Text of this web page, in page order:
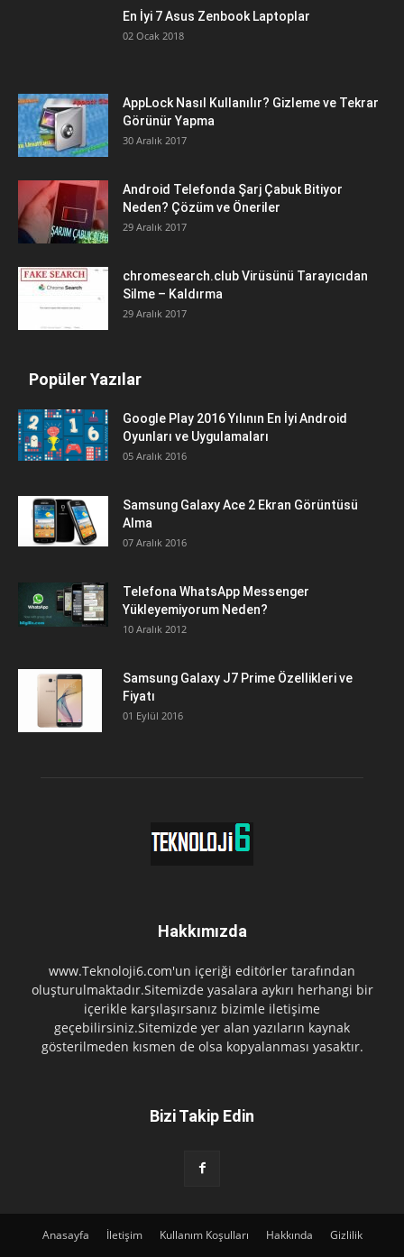
En İyi 7 Asus Zenbook Laptoplar
02 Ocak 2018
AppLock Nasıl Kullanılır? Gizleme ve Tekrar
Görünür Yapma
30 Aralık 2017
Android Telefonda Şarj Çabuk Bitiyor
Neden? Çözüm ve Öneriler
29 Aralık 2017
chromesearch.club Virüsünü Tarayıcıdan
Silme – Kaldırma
29 Aralık 2017
Popüler Yazılar
Google Play 2016 Yılının En İyi Android
Oyunları ve Uygulamaları
05 Aralık 2016
Samsung Galaxy Ace 2 Ekran Görüntüsü
Alma
07 Aralık 2016
Telefona WhatsApp Messenger
Yükleyemiyorum Neden?
10 Aralık 2012
Samsung Galaxy J7 Prime Özellikleri ve
Fiyatı
01 Eylül 2016
Hakkımızda
www.Teknoloji6.com'un içeriği editörler tarafından
oluşturulmaktadır.Sitemizde yasalara aykırı herhangi bir
içerikle karşılaşırsanız bizimle iletişime
geçebilirsiniz.Sitemizde yer alan yazıların kaynak
gösterilmeden kısmen de olsa kopyalanması yasaktır.
Bizi Takip Edin
Anasayfa İletişim Kullanım Koşulları Hakkında Gizlilik